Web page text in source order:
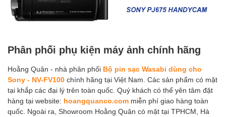
Phân phối phụ kiện máy ảnh chính hãng
Hoằng Quân - nhà phân phối Bộ pin sạc Wasabi dùng cho
Sony - NV-FV100 chính hãng tại Việt Nam. Các sản phẩm có mặt
tại khắp các đại lý trên toàn quốc. Quý khách có thể yên tâm đặt
hàng tại website: hoangquanco.com miễn phí giao hàng toàn
quốc. Ngoài ra, Showroom Hoằng Quân có mặt tại TPHCM, Hà